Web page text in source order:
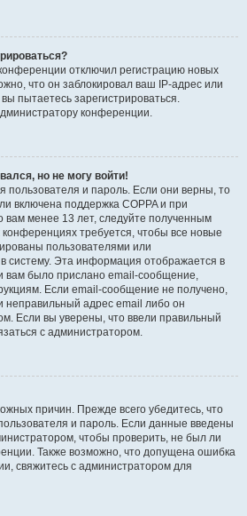
отключил регистрацию новых
что он заблокировал ваш IP-адрес или
пытаетесь зарегистрироваться.
конференции.
но не могу войти!
пользователя и пароль. Если они верны, то
включена поддержка COPPA и при
вам менее 13 лет, следуйте полученным
требуется, чтобы все новые
пользователями или
систему. Эта информация отображается в
вам было прислано email-сообщение,
Если email-сообщение не получено,
неправильный адрес email либо он
Если вы уверены, что ввели правильный
с администратором.
причин. Прежде всего убедитесь, что
и пароль. Если данные введены
чтобы проверить, не был ли
Также возможно, что допущена ошибка
свяжитесь с администратором для